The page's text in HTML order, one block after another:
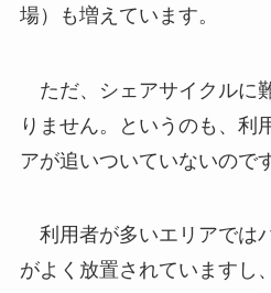
場）も増えています。
ただ、シェアサイクルに
りません。というのも、利
アが追いついていないので
利用者が多いエリアでは
がよく放置されていますし